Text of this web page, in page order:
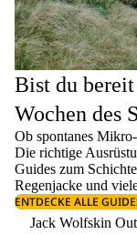
Bist du
Wochen des
Ob spontanes
Die richtige
Guides zum
Regenjacke und
ENTDECKE ALLE
Jack Wolfskin